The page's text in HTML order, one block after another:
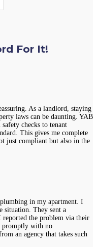
For It!
As a landlord, staying
laws can be daunting. YAB
checks to tenant
This gives me complete
just compliant but also in the
in my apartment. I
situation. They sent a
reported the problem via their
promptly with no
an agency that takes such